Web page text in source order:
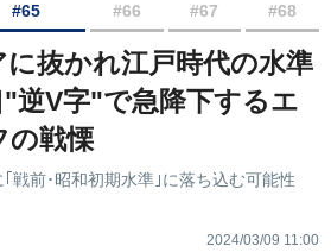
#65 #66 #67 #68
抜かれ江戸時代の水準
V字"で急降下するエ
の戦慄
戦前･昭和初期水準｣に落ち込む可能性
2024/03/09 11:00